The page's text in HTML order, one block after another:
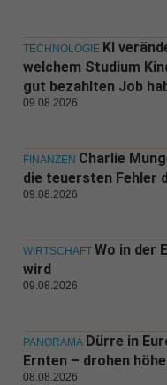
TECHNOLOGIE KI
welchem Studium
gut bezahlten Job
09.08.2026
FINANZEN Charlie
die teuersten Fehler
09.08.2026
WIRTSCHAFT Wo in der
wird
09.08.2026
PANORAMA Dürre in
Ernten – drohen
08.08.2026